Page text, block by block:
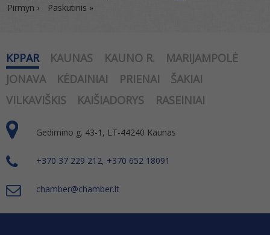
Pirmyn ›
Paskutinis »
KPPAR KAUNAS KAUNO R.
MARIJAMPOLĖ
JONAVA
KĖDAINIAI PRIENAI
ŠAKIAI
VILKAVIŠKIS
KAIŠIADORYS RASEINIAI
Gedimino g. 43-1, LT-44240 Kaunas
+370 37 229 212, +370 652 18091
chamber@chamber.lt